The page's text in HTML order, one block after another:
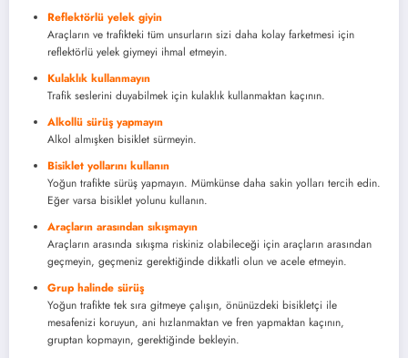
Reflektörlü yelek giyin
Araçların ve trafikteki tüm unsurların sizi daha kolay farketmesi için
reflektörlü yelek giymeyi ihmal etmeyin.
Kulaklık kullanmayın
Trafik seslerini duyabilmek için kulaklık kullanmaktan kaçının.
Alkollü sürüş yapmayın
Alkol almışken bisiklet sürmeyin.
Bisiklet yollarını kullanın
Yoğun trafikte sürüş yapmayın. Mümkünse daha sakin yolları tercih edin.
Eğer varsa bisiklet yolunu kullanın.
Araçların arasından sıkışmayın
Araçların arasında sıkışma riskiniz olabileceği için araçların arasından
geçmeyin, geçmeniz gerektiğinde dikkatli olun ve acele etmeyin.
Grup halinde sürüş
Yoğun trafikte tek sıra gitmeye çalışın, önünüzdeki bisikletçi ile
mesafenizi koruyun, ani hızlanmaktan ve fren yapmaktan kaçının,
gruptan kopmayın, gerektiğinde bekleyin.